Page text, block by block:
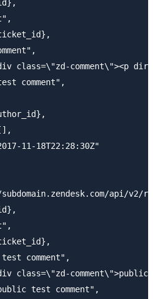
class=\"zd-comment\"><p
comment",
11-18T22:28:30Z"
api/v2/
comment",
class=\"zd-comment\">public
test comment",